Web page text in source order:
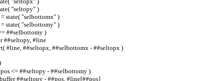
"seltopy" )
"selbottomx" )
"selbottomy" )
)
#line
##seltopx, ##selbottomx - ##seltopx )
##seltopy - ##selbottomy )
- ##pos, #line[##pos]